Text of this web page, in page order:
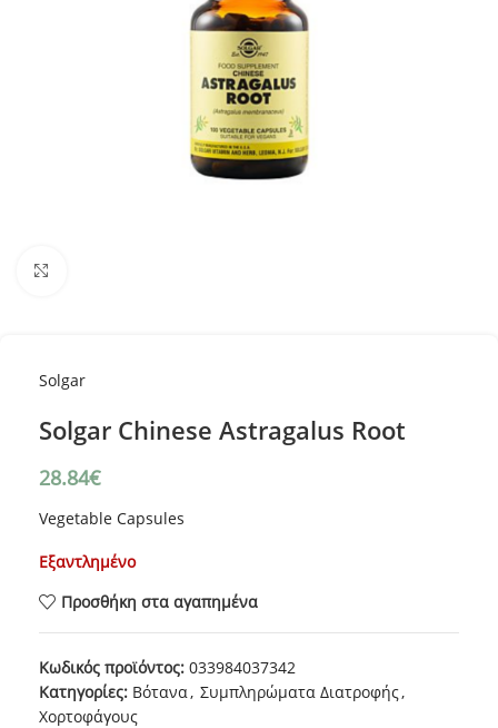
Solgar
Solgar Chinese Astragalus Root
28.84€
Vegetable Capsules
Εξαντλημένο
Προσθήκη στα αγαπημένα
Κωδικός προϊόντος: 033984037342
Κατηγορίες: Βότανα, Συμπληρώματα Διατροφής,
Χορτοφάγους